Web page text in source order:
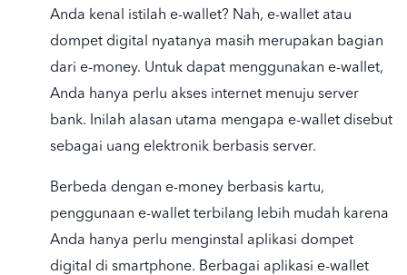
Anda kenal istilah e-wallet? Nah, e-wallet atau
dompet digital nyatanya masih merupakan bagian
dari e-money. Untuk dapat menggunakan e-wallet,
Anda hanya perlu akses internet menuju server
bank. Inilah alasan utama mengapa e-wallet disebut
sebagai uang elektronik berbasis server.
Berbeda dengan e-money berbasis kartu,
penggunaan e-wallet terbilang lebih mudah karena
Anda hanya perlu menginstal aplikasi dompet
digital di smartphone. Berbagai aplikasi e-wallet